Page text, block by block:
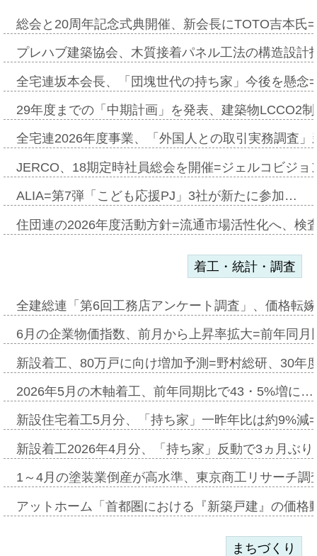
総会と20周年記念式典開催、新会長にTOTO吉本氏
プレハブ建築協会、木質接着パネル工法の構造設
全宅連坂本会長、「団塊世代の持ち家」今後を懸
29年度までの「中期計画」を発表、建築物LCCO2
全宅連2026年度事業、「外国人との取引実務調査
JERCO、18期定時社員総会を開催=ジェルコビジ
ALIA=第7弾「こども応援PJ」3社が新たに参加…
住団連の2026年度活動方針=流通市場活性化へ、検
着工・統計・調査
全建総連「第6回工務店アンケート調査」、価格転
6月の企業物価指数、前月から上昇率拡大=前年同
新設着工、80万戸に向け増加予測=野村総研、30年
2026年5月の木軸着工、前年同期比で43・5%増に…
新設住宅着工5月分、「持ち家」一昨年比は約9%
新設着工2026年4月分、「持ち家」反動で3ヵ月ぶ
1～4月の塗装業倒産が高水準、東京商工リサーチ
アットホーム「首都圏における『新築戸建』の価
まちづくり